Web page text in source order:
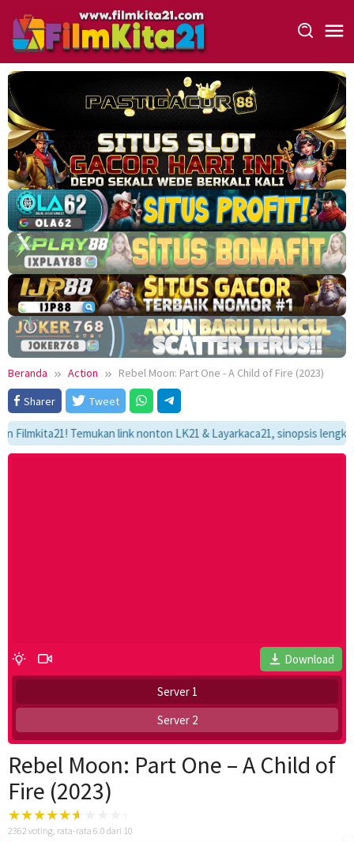
konten
Beranda Action
Rebel Moon: Part One - A Child of Fire (2023)
Sharer
Tweet
Temukan link nonton LK21 & Layarkaca21, sinopsis
Download
Server 1
Server 2
Rebel Moon: Part One – A Child of
Fire (2023)
2362 voting, rata-rata 6.0 dari 10